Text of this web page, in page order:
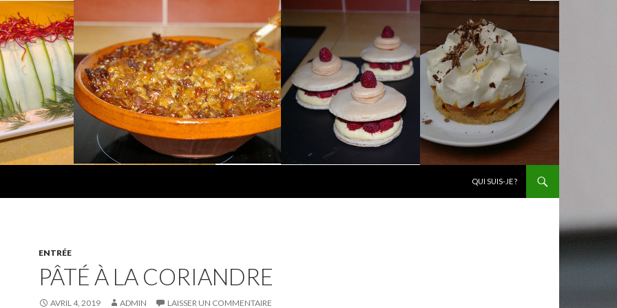
QUI SUIS-JE ?
ENTRÉE
PÂTÉ À LA CORIANDRE
AVRIL 4, 2019 ADMIN LAISSER UN COMMENTAIRE